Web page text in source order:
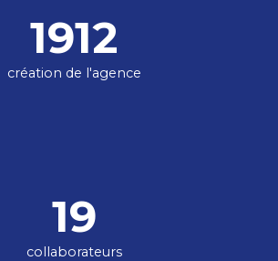
1912
création de l'agence
19
collaborateurs